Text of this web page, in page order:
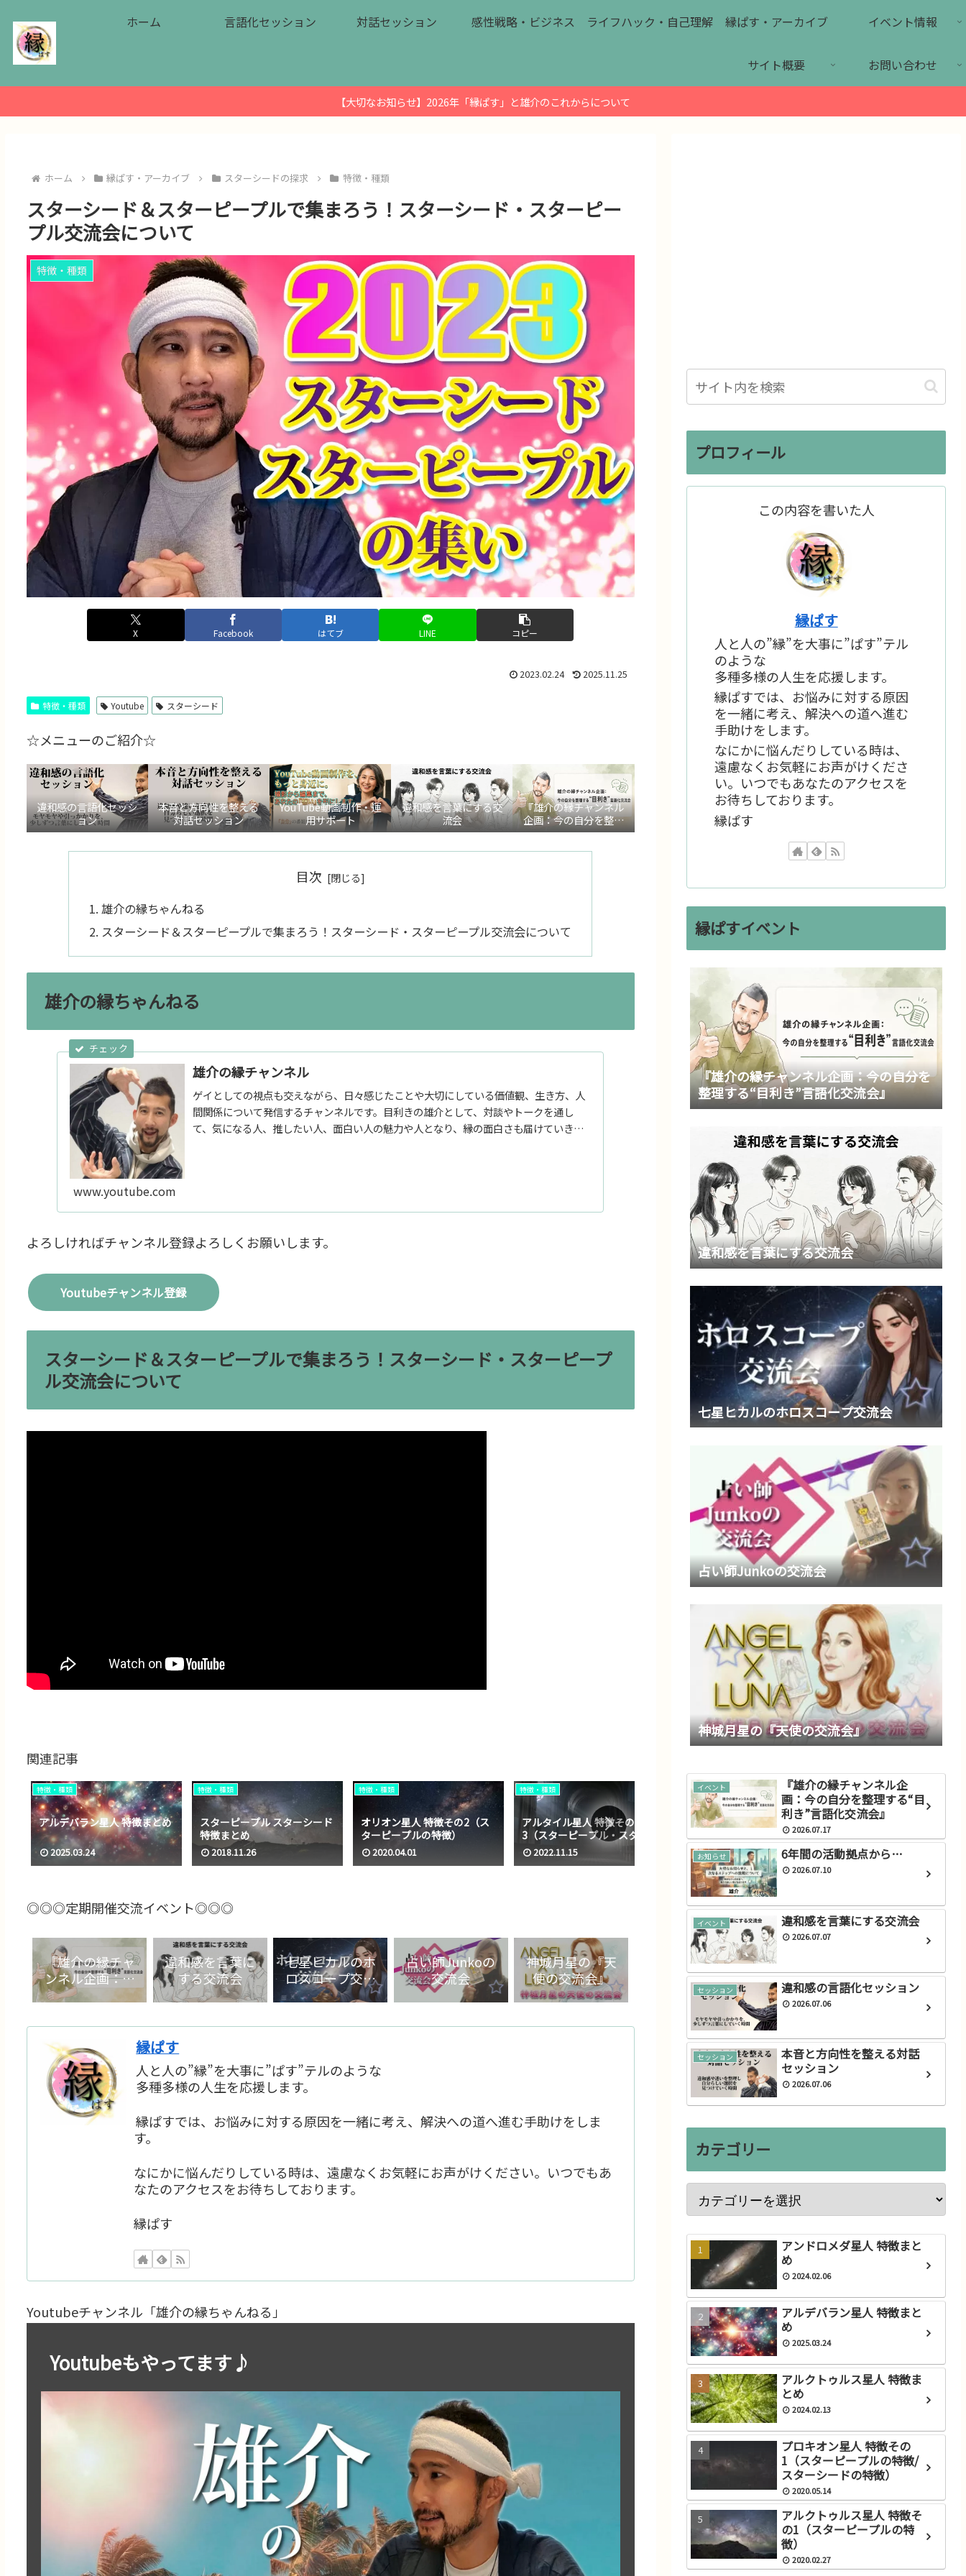
ホーム 言語化セッション 対話セッション 感性戦略・ビジネス ライフハック・自己理解 縁ぱす・アーカイブ イベント情報
サイト概要 お問い合わせ
【大切なお知らせ】2026年「縁ぱす」と雄介のこれからについて
ホーム 縁ぱす・アーカイブ スターシードの探求 特徴・種類
スターシード＆スターピープルで集まろう！スターシード・スターピー
プル交流会について
特徴・種類
X Facebook はてブ LINE コピー
2023.02.24 2025.11.25
特徴・種類 Youtube スターシード
☆メニューのご紹介☆
違和感の言語化セッシ
ョン
本音と方向性を整える
対話セッション
YouTube動画制作・運
用サポート
違和感を言葉にする交
流会
『雄介の縁チャンネル
企画：今の自分を整理
する“目利き”言語化交
目次
雄介の縁ちゃんねる
スターシード＆スターピープルで集まろう！スターシード・スターピープル交流会について
雄介の縁ちゃんねる
雄介の縁チャンネル
ゲイとしての視点も交えながら、日々感じたことや大切にしている価値観、生き方、人
間関係について発信するチャンネルです。目利きの雄介として、対談やトークを通し
て、気になる人、推したい人、面白い人の魅力や人となり、縁の面白さも届けていきま
www.youtube.com
よろしければチャンネル登録よろしくお願いします。
Youtubeチャンネル登録
スターシード＆スターピープルで集まろう！スターシード・スターピープ
ル交流会について
関連記事
特徴・種類
アルデバラン星人 特徴まとめ
2025.03.24
特徴・種類
スターピープル スターシード
特徴まとめ
2018.11.26
特徴・種類
オリオン星人 特徴その2（ス
ターピープルの特徴）
2020.04.01
特徴・種類
アルタイル星人 特徴その
3（スターピープル・スター
シードの特徴）
2022.11.15
特徴・種類
プレアデス星人 特徴その
4（スターピープルの特徴）
2023.05.25
◎◎◎定期開催交流イベント◎◎◎
『雄介の縁チャ
ンネル企画：今
の自分を整理す
化交流会』
違和感を言葉に
する交流会
七星ヒカルのホ
ロスコープ交流
会
占い師Junkoの
交流会
神城月星の『天
使の交流会』
縁ぱす
人と人の”縁”を大事に”ぱす”テルのような
多種多様の人生を応援します。
縁ぱすでは、お悩みに対する原因を一緒に考え、解決への道へ進む手助けをしま
す。
なにかに悩んだりしている時は、遠慮なくお気軽にお声がけください。いつでもあ
なたのアクセスをお待ちしております。
縁ぱす
Youtubeチャンネル「雄介の縁ちゃんねる」
Youtubeもやってます♪
プロフィール
この内容を書いた人
縁ぱす
人と人の”縁”を大事に”ぱす”テル
のような
多種多様の人生を応援します。
縁ぱすでは、お悩みに対する原因
を一緒に考え、解決への道へ進む
手助けをします。
なにかに悩んだりしている時は、
遠慮なくお気軽にお声がけくださ
い。いつでもあなたのアクセスを
お待ちしております。
縁ぱす
縁ぱすイベント
『雄介の縁チャンネル企画：今の自分を
整理する“目利き”言語化交流会』
違和感を言葉にする交流会
七星ヒカルのホロスコープ交流会
占い師Junkoの交流会
神城月星の『天使の交流会』
イベント
『雄介の縁チャンネル企
画：今の自分を整理する“目
利き”言語化交流会』
2026.07.17
お知らせ 6年間の活動拠点から…
2026.07.10
イベント 違和感を言葉にする交流会
2026.07.07
セッション 違和感の言語化セッション
2026.07.06
セッション
本音と方向性を整える対話
セッション
2026.07.06
カテゴリー
アンドロメダ星人 特徴まと
め
2024.02.06
アルデバラン星人 特徴まと
め
2025.03.24
アルクトゥルス星人 特徴ま
とめ
2024.02.13
プロキオン星人 特徴その
1（スターピープルの特徴/
スターシードの特徴）
2020.05.14
アルクトゥルス星人 特徴そ
の1（スターピープルの特
徴）
2020.02.27